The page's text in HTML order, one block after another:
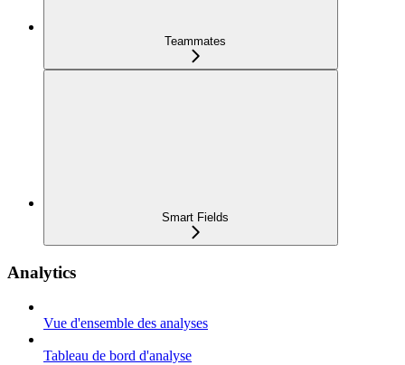
Teammates
Smart Fields
Analytics
Vue d'ensemble des analyses
Tableau de bord d'analyse